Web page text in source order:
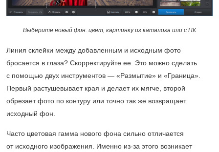
Выберите новый фон: цвет, картинку из каталога или с ПК
Линия склейки между добавленным и исходным фото
бросается в глаза? Скорректируйте ее. Это можно сделать
с помощью двух инструментов — «Размытие» и «Граница».
Первый растушевывает края и делает их мягче, второй
обрезает фото по контуру или точно так же возвращает
исходный фон.
Часто цветовая гамма нового фона сильно отличается
от исходного изображения. Именно из-за этого возникает